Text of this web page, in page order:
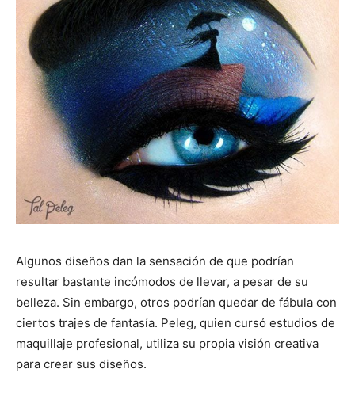
Algunos diseños dan la sensación de que podrían
resultar bastante incómodos de llevar, a pesar de su
belleza. Sin embargo, otros podrían quedar de fábula con
ciertos trajes de fantasía. Peleg, quien cursó estudios de
maquillaje profesional, utiliza su propia visión creativa
para crear sus diseños.